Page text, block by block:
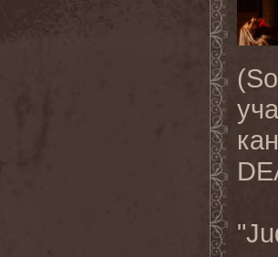
(
"